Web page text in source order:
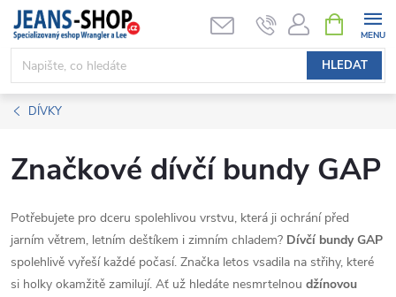
Přejít
obsah
HLEDAT
NÁKUPNÍ
KOŠÍK
DÍVKY
Značkové dívčí bundy GAP
Potřebujete pro dceru spolehlivou vrstvu, která ji ochrání před
jarním větrem, letním deštíkem i zimním chladem? Dívčí bundy GAP
spolehlivě vyřeší každé počasí. Značka letos vsadila na střihy, které
si holky okamžitě zamilují. Ať už hledáte nesmrtelnou džínovou